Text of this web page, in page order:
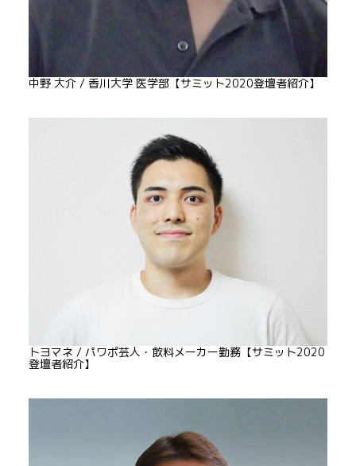
中野 大介 / 香川大学 医学部【サミット2020登壇者紹介】
トヨマネ / パワポ芸人・飲料メーカー勤務【サミット2020
登壇者紹介】